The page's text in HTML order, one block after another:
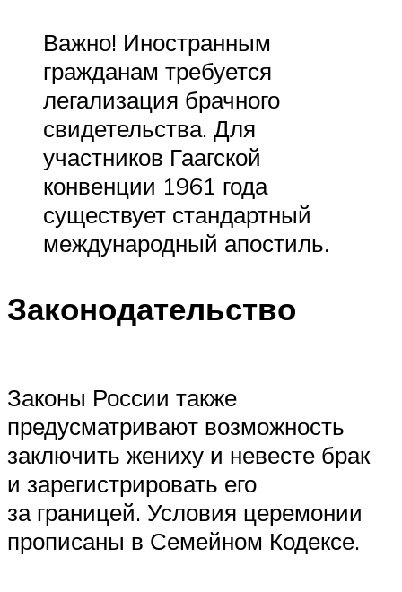
Важно! Иностранным
гражданам требуется
легализация брачного
свидетельства. Для
участников Гаагской
конвенции 1961 года
существует стандартный
международный апостиль.
Законодательство
Законы России также
предусматривают возможность
заключить жениху и невесте брак
и зарегистрировать его
за границей. Условия церемонии
прописаны в Семейном Кодексе.